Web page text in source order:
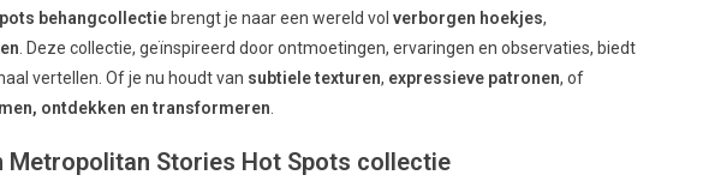
behangcollectie brengt je naar een wereld volverborgen hoekjes,
. Deze collectie, geïnspireerd door ontmoetingen, ervaringen en observaties, biedt
vertellen. Of je nu houdt van subtiele texturen, expressieve patronen, of
ontdekken en transformeren
Metropolitan Stories Hot Spots collectie